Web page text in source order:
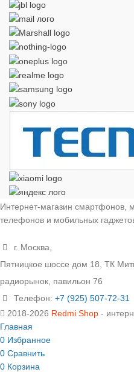
Интернет-магазин смартфонов,
телефонов и мобильных
г. Москва,
Пятницкое шоссе дом 18, ТК
радиорынок, павильон 76
Телефон: +7 (925) 507-72-31
2018-2026 Redmi Shop -
Главная
0 Избранное
0 Сравнить
0 Корзина